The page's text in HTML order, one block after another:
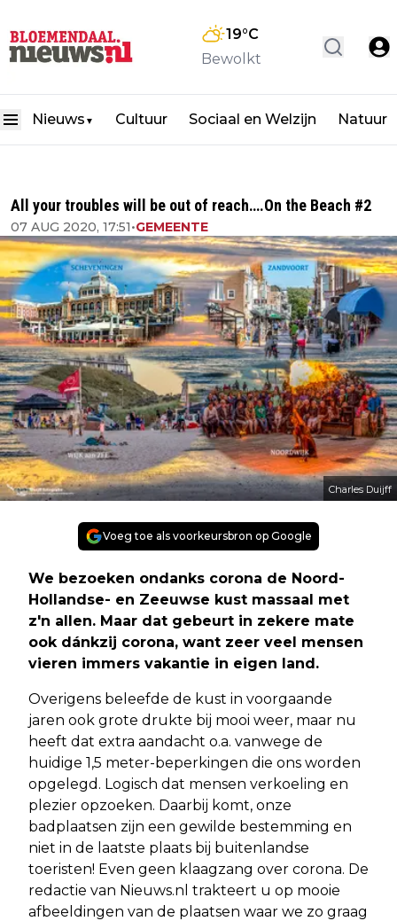
19°C
Bewolkt
Nieuws ▼ Cultuur Sociaal en Welzijn Natuur
All your troubles will be out of reach….On the Beach #2
07 AUG 2020, 17:51•GEMEENTE
Charles Duijff
Voeg toe als voorkeursbron op Google
We bezoeken ondanks corona de Noord-
Hollandse- en Zeeuwse kust massaal met
z'n allen. Maar dat gebeurt in zekere mate
ook dánkzij corona, want zeer veel mensen
vieren immers vakantie in eigen land.
Overigens beleefde de kust in voorgaande
jaren ook grote drukte bij mooi weer, maar nu
heeft dat extra aandacht o.a. vanwege de
huidige 1,5 meter-beperkingen die ons worden
opgelegd. Logisch dat mensen verkoeling en
plezier opzoeken. Daarbij komt, onze
badplaatsen zijn een gewilde bestemming en
niet in de laatste plaats bij buitenlandse
toeristen! Even geen klaagzang over corona. De
redactie van Nieuws.nl trakteert u op mooie
afbeeldingen van de plaatsen waar we zo graag